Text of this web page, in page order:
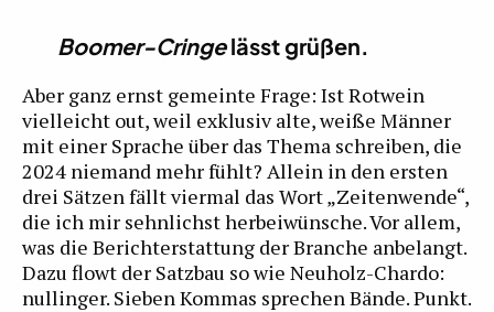
Boomer-Cringelässt grüßen.
Aber ganz ernst gemeinte Frage: Ist Rotwein
vielleicht out, weil exklusiv alte, weiße Männer
mit einer Sprache über das Thema schreiben, die
2024 niemand mehr fühlt? Allein in den ersten
drei Sätzen fällt viermal das Wort „Zeitenwende“,
die ich mir sehnlichst herbeiwünsche. Vor allem,
was die Berichterstattung der Branche anbelangt.
Dazu flowt der Satzbau so wie Neuholz-Chardo:
nullinger. Sieben Kommas sprechen Bände. Punkt.